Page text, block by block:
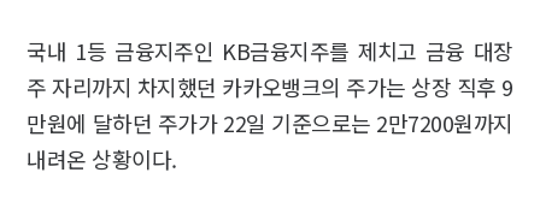
국내 1등 금융지주인 KB금융지주를 제치고 금융 대장
주 자리까지 차지했던 카카오뱅크의 주가는 상장 직후 9
만원에 달하던 주가가 22일 기준으로는 2만7200원까지
내려온 상황이다.